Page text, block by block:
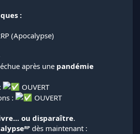
:
(Apocalypse)
après une pandémie
OUVERT
:
OUVERT
ou disparaître.
dès maintenant :